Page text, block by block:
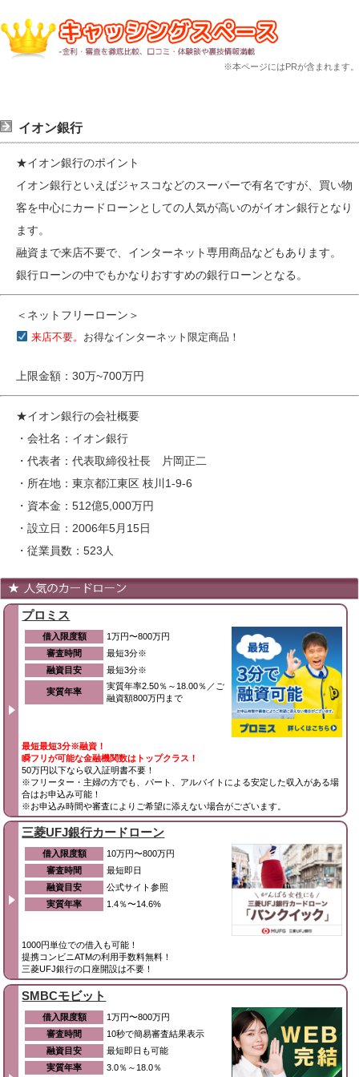
※本ページにはPRが含まれます。
イオン銀行
★イオン銀行のポイント
イオン銀行といえばジャスコなどのスーパーで有名ですが、買い物
客を中心にカードローンとしての人気が高いのがイオン銀行となり
ます。
融資まで来店不要で、インターネット専用商品などもあります。
銀行ローンの中でもかなりおすすめの銀行ローンとなる。
＜ネットフリーローン＞
来店不要。 お得なインターネット限定商品！
上限金額：30万~700万円
★イオン銀行の会社概要
・会社名：イオン銀行
・代表者：代表取締役社長 片岡正二
・所在地：東京都江東区 枝川1-9-6
・資本金：512億5,000万円
・設立日：2006年5月15日
・従業員数：523人
プロミス
借入限度額
1万円〜800万円
審査時間
最短3分※
融資目安
最短3分※
実質年率
実質年率2.50％～18.00％／ご
融資額800万円まで
最短最短3分※融資！
瞬フリが可能な金融機関数はトップクラス！
50万円以下なら収入証明書不要！
※フリーター・主婦の方でも、パート、アルバイトによる安定した収入がある場
合はお申込み可能！
※お申込み時間や審査によりご希望に添えない場合がございます。
三菱UFJ銀行カードローン
借入限度額
10万円〜800万円
審査時間
最短即日
融資目安
公式サイト参照
実質年率
1.4％〜14.6%
1000円単位での借入も可能！
提携コンビニATMの利用手数料無料！
三菱UFJ銀行の口座開設は不要！
SMBCモビット
借入限度額
1万円〜800万円
審査時間
10秒で簡易審査結果表示
融資目安
最短即日も可能
実質年率
3.0％～18.0％